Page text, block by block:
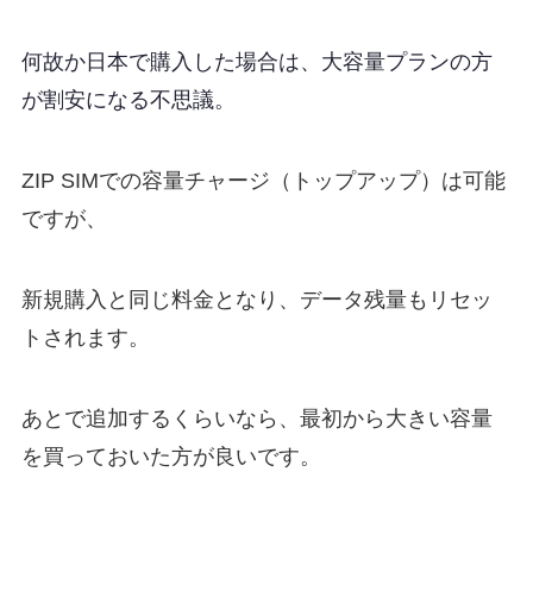
何故か日本で購入した場合は、大容量プランの方
が割安になる不思議。
ZIP SIMでの容量チャージ（トップアップ）は可能
ですが、
新規購入と同じ料金となり、データ残量もリセッ
トされます。
あとで追加するくらいなら、最初から大きい容量
を買っておいた方が良いです。